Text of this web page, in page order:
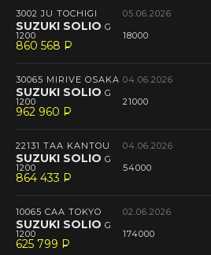
3002 JU TOCHIGI 05.06.2026
SUZUKI SOLIO G
1200 18000
860 568 P
--
30065 MIRIVE OSAKA 04.06.2026
SUZUKI SOLIO G
1200 21000
962 960 P
--
22131 TAA KANTOU 04.06.2026
SUZUKI SOLIO G
1200 54000
864 433 P
--
10065 CAA TOKYO 02.06.2026
SUZUKI SOLIO G
1200 174000
625 799 P
--